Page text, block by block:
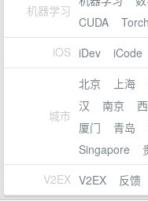
机器学习
CUDA
Torch
iOS iDev iCode
城市
北京 上海
汉
南京
厦门
青岛
Singapore
V2EX V2EX 反馈